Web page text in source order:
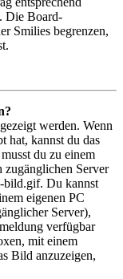
Die Board-
Smilies begrenzen,
werden. Wenn
hat, kannst du das
du zu einem
Server
bild.gif. Du kannst
eigenen PC
Server),
verfügbar
mit einem
Bild anzuzeigen,